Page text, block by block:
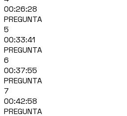
00:26:28
PREGUNTA
5
00:33:41
PREGUNTA
6
00:37:55
PREGUNTA
7
00:42:58
PREGUNTA